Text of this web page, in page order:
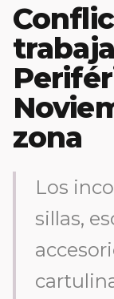
zona
Los
sillas,